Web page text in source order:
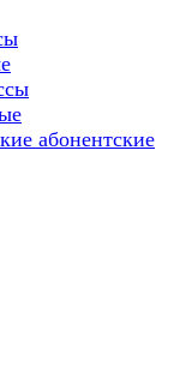
абонентские